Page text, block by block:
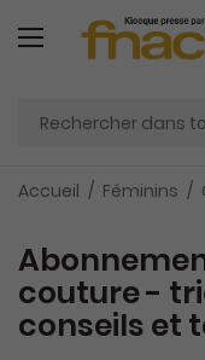
Accueil Féminins
couture -
conseils et